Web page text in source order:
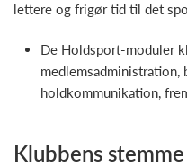
lettere og frigør tid til det
De Holdsport-moduler
medlemsadministration,
holdkommunikation,
Klubbens stemme